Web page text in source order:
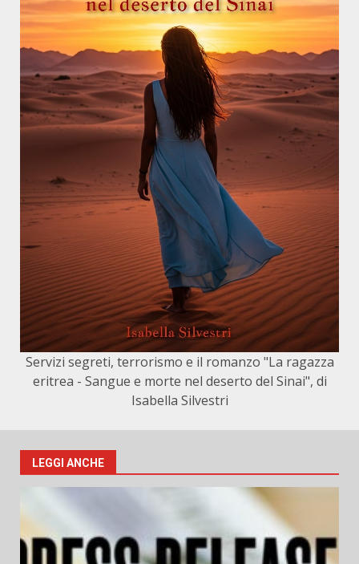
Servizi segreti, terrorismo e il romanzo "La ragazza
eritrea - Sangue e morte nel deserto del Sinai", di
Isabella Silvestri
LEGGI ANCHE